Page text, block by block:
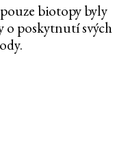
biotopy byly
o poskytnutí svých